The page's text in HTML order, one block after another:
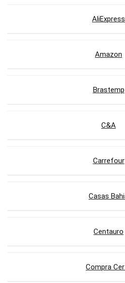
AliExpress
Amazon
Brastemp
C&A
Carrefour
Casas
Centauro
Compra